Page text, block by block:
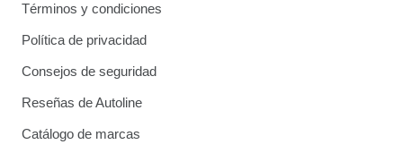
Términos y condiciones
Política de privacidad
Consejos de seguridad
Reseñas de Autoline
Catálogo de marcas